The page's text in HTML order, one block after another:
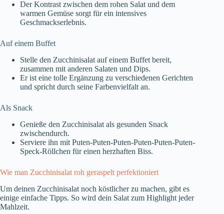
Der Kontrast zwischen dem rohen Salat und dem
warmen Gemüse sorgt für ein intensives
Geschmackserlebnis.
Auf einem Buffet
Stelle den Zucchinisalat auf einem Buffet bereit,
zusammen mit anderen Salaten und Dips.
Er ist eine tolle Ergänzung zu verschiedenen Gerichten
und spricht durch seine Farbenvielfalt an.
Als Snack
Genieße den Zucchinisalat als gesunden Snack
zwischendurch.
Serviere ihn mit Puten-Puten-Puten-Puten-Puten-Puten-
Speck-Röllchen für einen herzhaften Biss.
Wie man Zucchinisalat roh geraspelt perfektioniert
Um deinen Zucchinisalat noch köstlicher zu machen, gibt es
einige einfache Tipps. So wird dein Salat zum Highlight jeder
Mahlzeit.